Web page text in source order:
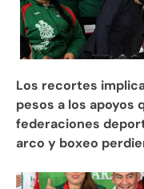
Los recortes
pesos a los apoyos
federaciones
arco y boxeo